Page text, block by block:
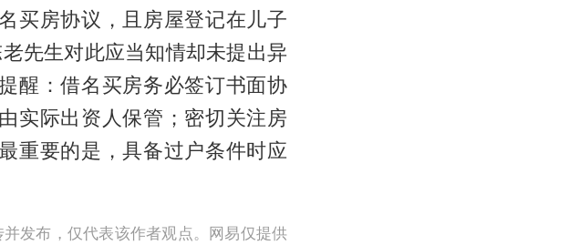
买房协议，且房屋登记在儿子
先生对此应当知情却未提出异
醒：借名买房务必签订书面协
实际出资人保管；密切关注房
重要的是，具备过户条件时应
发布，仅代表该作者观点。网易仅提供